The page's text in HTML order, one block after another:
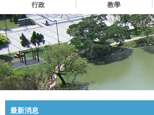
行政 教學
最新消息